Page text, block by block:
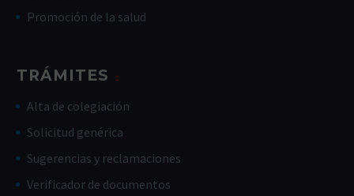
Promoción de la salud
TRÁMITES
Alta de colegiación
Solicitud genérica
Sugerencias y reclamaciones
Verificador de documentos